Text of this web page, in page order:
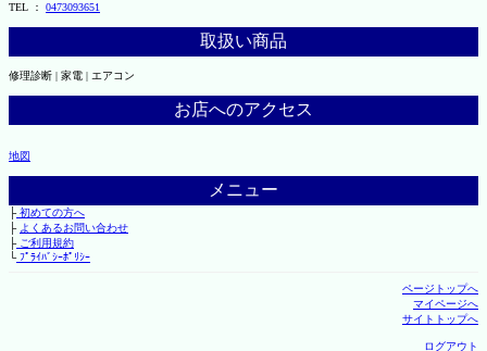
TEL ： 0473093651
取扱い商品
修理診断 | 家電 | エアコン
お店へのアクセス
地図
メニュー
├初めての方へ
├ よくあるお問い合わせ
├ご利用規約
└ﾌﾟﾗｲﾊﾞｼｰﾎﾟﾘｼｰ
ページトップへ
マイページへ
サイトトップへ
ログアウト